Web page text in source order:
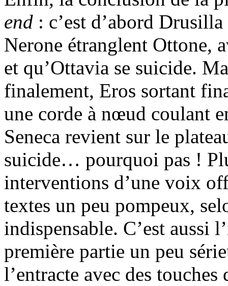
end : c’est d’abord
Nerone étranglent Ottone,
et qu’Ottavia se suicide.
finalement, Eros sortant
une corde à nœud coulant
Seneca revient sur le
suicide… pourquoi pas !
interventions d’une voix
textes un peu pompeux,
indispensable. C’est aussi
première partie un peu
l’entracte avec des